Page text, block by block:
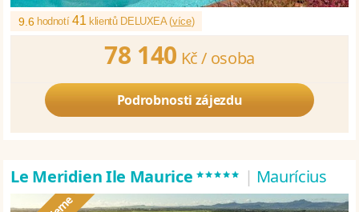
9.6 hodnotí41klientů DELUXEA (více)
78 140 Kč / osoba
Podrobnosti zájezdu
Le Meridien Ile Maurice***** | Maurícius